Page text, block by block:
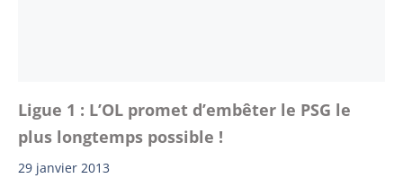
Ligue 1 : L’OL promet d’embêter le PSG le
plus longtemps possible !
29 janvier 2013